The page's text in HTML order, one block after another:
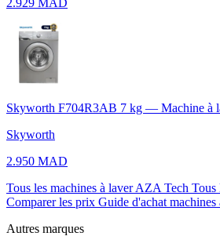
Skyworth F704R3AB 7 kg — Machine à
Skyworth
2.950 MAD
Tous les machines à laver AZA Tech Tous
Comparer les prix Guide d'achat machines
Autres marques